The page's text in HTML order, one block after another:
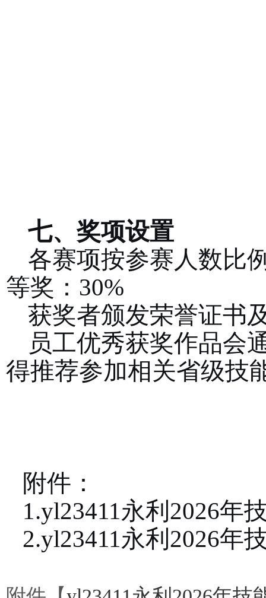
七、奖项设置
各赛项按参赛人数比
等奖： 30%
获奖者颁发荣誉证书
员工优秀获奖作品会
得推荐参加相关省级技
附件：
1.yl23411永利2026年
2.yl23411永利2026年